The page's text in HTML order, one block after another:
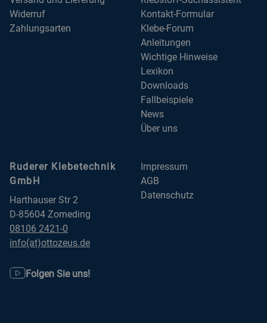
Kontakt-Formular
Klebe-Forum
Anleitungen
Wichtige Hinweise
Lexikon
Downloads
Fallbeispiele
News
Über uns
Widerruf
Zahlungsarten
Ruderer Klebetechnik
GmbH
Harthauser Str 2
D-85604 Zorneding
08106 2421-0
info(at)ottozeus.de
Folgen Sie uns!
Impressum
AGB
Datenschutz